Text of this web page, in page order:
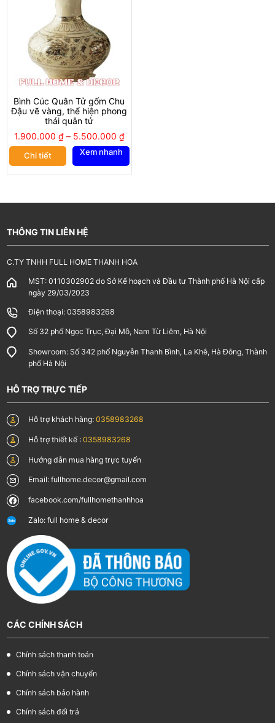
Bình Cúc Quân Tử gốm Chu
Đậu vẽ vàng, thể hiện phong
thái quân tử
1.900.000 ₫– 5.500.000 ₫
Xem nhanh
Chi tiết
THÔNG TIN LIÊN HỆ
C.TY TNHH FULL HOME THANH HOA
MST: 0110302902 do Sở Kế hoạch và Đầu tư Thành phố Hà Nội cấp
ngày 29/03/2023
Điện thoại: 0358983268
Số 32 phố Ngọc Trục, Đại Mỗ, Nam Từ Liêm, Hà Nội
Showroom: Số 342 phố Nguyễn Thanh Bình, La Khê, Hà Đông, Thành
phố Hà Nội
HỖ TRỢ TRỰC TIẾP
Hỗ trợ khách hàng: 0358983268
Hỗ trợ thiết kế : 0358983268
Hướng dẫn mua hàng trực tuyến
Email: fullhome.decor@gmail.com
facebook.com/fullhomethanhhoa
Zalo: full home & decor
CÁC CHÍNH SÁCH
Chính sách thanh toán
Chính sách vận chuyển
Chính sách bảo hành
Chính sách đổi trả